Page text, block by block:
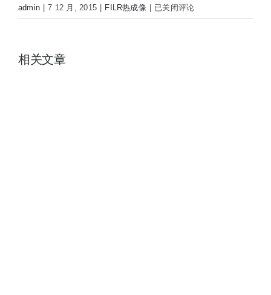
admin | 7 12 月, 2015 | FILR热成像 | FLIR
已关闭评论
相关文章